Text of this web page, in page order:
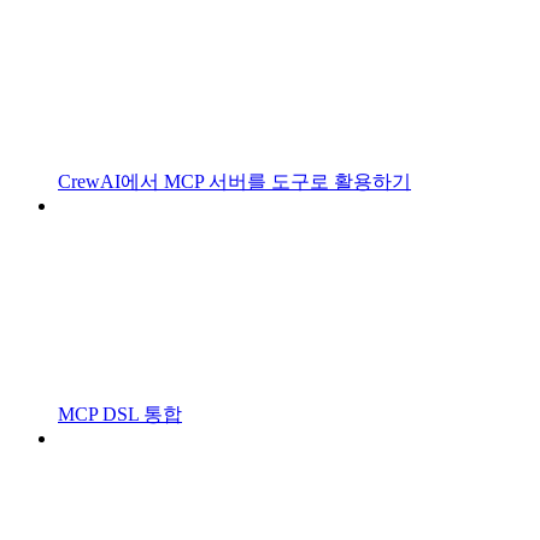
CrewAI에서 MCP 서버를 도구로 활용하기
MCP DSL 통합